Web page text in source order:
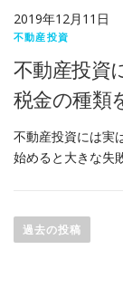
2019年12月11日
不動産投資
不動産投資
税金の種類
不動産投資には実
始めると大きな失
過去の投稿